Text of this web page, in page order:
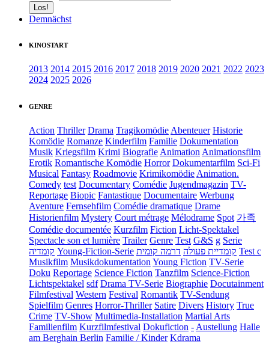
Demnächst
KINOSTART
2013 2014 2015 2016 2017 2018 2019 2020 2021 2022 2023
2024 2025 2026
GENRE
Action Thriller Drama Tragikomödie Abenteuer Historie
Komödie Romanze Kinderfilm Familie Dokumentation
Musik Kriegsfilm Krimi Biografie Animation Animationsfilm
Erotik Romantische Komödie Horror Dokumentarfilm Sci-Fi
Musical Fantasy Roadmovie Krimikomödie Animation.
Comedy test Documentary Comédie Jugendmagazin TV-
Reportage Biopic Fantastique Documentaire Werbung
Aventure Fernsehfilm Comédie dramatique Drame
Historienfilm Mystery Court métrage Mélodrame Spot 가족
Comédie documentée Kurzfilm Fiction Licht-Spektakel
Spectacle son et lumière Trailer Genre Test G&S g Serie
קומדיה Young-Fiction-Serie קומדיית פעולה דרמה קומית
Test c
Musikfilm Musikdokumentation Young Fiction TV-Serie
Doku Reportage Science Fiction Tanzfilm Science-Fiction
Lichtspektakel sdf Drama TV-Serie Biographie Docutainment
Filmfestival Western Festival Romantik TV-Sendung
Spielfilm Genres Horror-Thriller Satire Divers History True
Crime TV-Show Multimedia-Installation Martial Arts
Familienfilm Kurzfilmfestival Dokufiction - Austellung Halle
am Berghain Berlin Familie / Kinder Kdrama